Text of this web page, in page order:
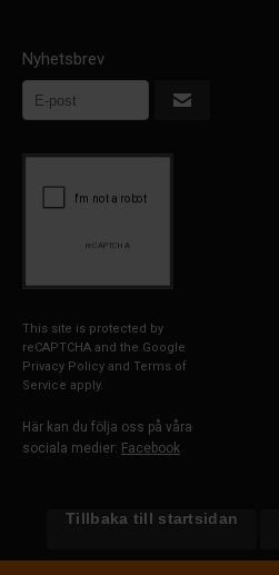
Nyhetsbrev
This site is protected by
reCAPTCHA and the Google
Privacy Policy and Terms of
Service apply.
Här kan du följa oss på våra
sociala medier: Facebook
Tillbaka till startsidan